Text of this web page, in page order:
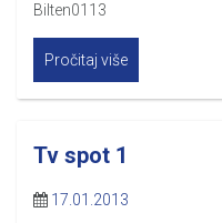
Bilten0113
Pročitaj više
Tv spot 1
17.01.2013